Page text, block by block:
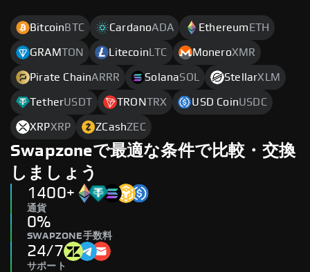
Bitcoin BTC CardanoADA Ethereum ETH
GRAMTON Litecoin LTC MoneroXMR
Pirate ChainARRR SolanaSOL StellarXLM
TetherUSDT TRONTRX USD CoinUSDC
XRPXRP ZCashZEC
Swapzoneで最適な条件で比較・交換
しましょう
1400+
通貨
0%
SWAPZONE手数料
24/7
サポート